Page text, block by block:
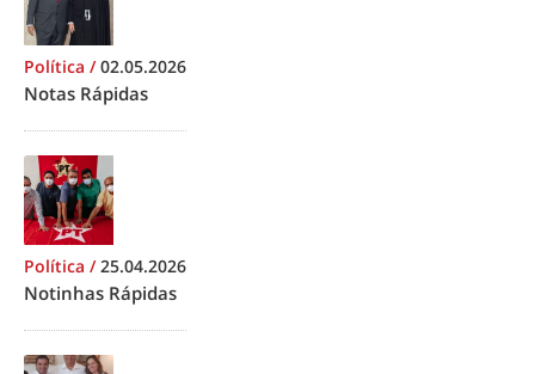
Política /02.05.2026
Notas Rápidas
Política /25.04.2026
Notinhas Rápidas